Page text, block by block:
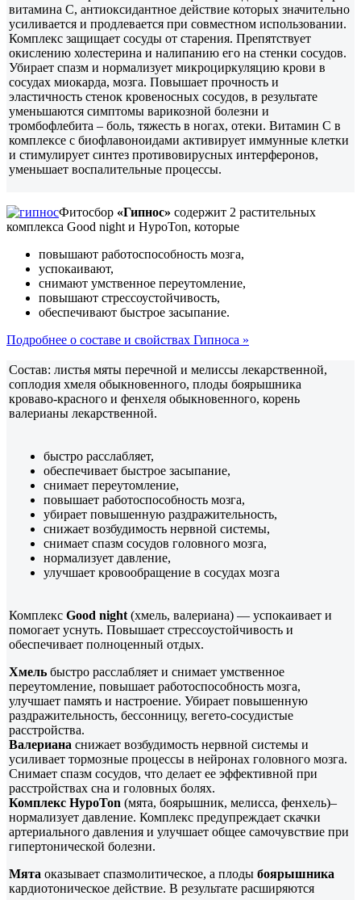
витамина С, антиоксидантное действие которых значительно
усиливается и продлевается при совместном использовании.
Комплекс защищает сосуды от старения. Препятствует
окислению холестерина и налипанию его на стенки сосудов.
Убирает спазм и нормализует микроциркуляцию крови в
сосудах миокарда, мозга. Повышает прочность и
эластичность стенок кровеносных сосудов, в результате
уменьшаются симптомы варикозной болезни и
тромбофлебита – боль, тяжесть в ногах, отеки. Витамин С в
комплексе с биофлавоноидами активирует иммунные клетки
и стимулирует синтез противовирусных интерферонов,
уменьшает воспалительные процессы.
Фитосбор «Гипнос» содержит 2 растительных
комплекса Good night и HypoTon, которые
повышают работоспособность мозга,
успокаивают,
снимают умственное переутомление,
повышают стрессоустойчивость,
обеспечивают быстрое засыпание.
Подробнее о составе и свойствах Гипноса »
Состав: листья мяты перечной и мелиссы лекарственной,
соплодия хмеля обыкновенного, плоды боярышника
кроваво-красного и фенхеля обыкновенного, корень
валерианы лекарственной.
быстро расслабляет,
обеспечивает быстрое засыпание,
снимает переутомление,
повышает работоспособность мозга,
убирает повышенную раздражительность,
снижает возбудимость нервной системы,
снимает спазм сосудов головного мозга,
нормализует давление,
улучшает кровообращение в сосудах мозга
Комплекс Good night (хмель, валериана) — успокаивает и
помогает уснуть. Повышает стрессоустойчивость и
обеспечивает полноценный отдых.
Хмель быстро расслабляет и снимает умственное
переутомление, повышает работоспособность мозга,
улучшает память и настроение. Убирает повышенную
раздражительность, бессонницу, вегето-сосудистые
расстройства.
Валериана снижает возбудимость нервной системы и
усиливает тормозные процессы в нейронах головного мозга.
Снимает спазм сосудов, что делает ее эффективной при
расстройствах сна и головных болях.
Комплекс HypoTon (мята, боярышник, мелисса, фенхель)–
нормализует давление. Комплекс предупреждает скачки
артериального давления и улучшает общее самочувствие при
гипертонической болезни.
Мята оказывает спазмолитическое, а плоды боярышника
кардиотоническое действие. В результате расширяются